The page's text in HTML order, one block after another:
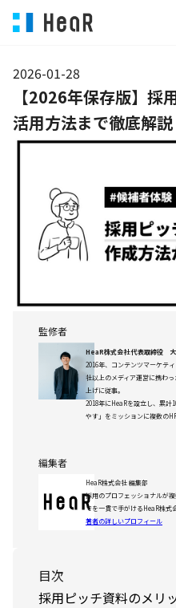
2026-01-28
【2026年保存版】採
活用方法まで徹底解説
監修者
HeaR株式会社 代表取締役
2016年、コンテンツマーケテ
社以上のメディア運営に携わ
上げに従事。
2018年にHeaRを設立し、累計
やす」をミッションに複数の
編集者
HeaR株式会社 編集部
採用のプロフェッショナルが
でを一貫で手がけるHeaR株式
著者の詳しいプロフィール
目次
採用ピッチ資料のメリ